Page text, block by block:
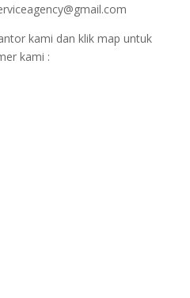
kami dan klik map untuk
kami :